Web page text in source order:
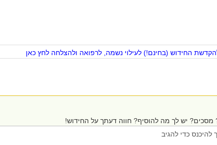
החידוש (בחינם!) לעילוי נשמה, לרפואה ולהצלחה לחץ כאן
מסכים? יש לך מה להוסיף? חווה דעתך על החידוש!